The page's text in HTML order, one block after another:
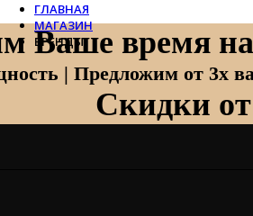
Ваше время на
| Предложим от 3х
Скидки
ГЛАВНАЯ
МАГАЗИН
БРЕНДЫ
Zehnder
Zehnder Charleston
Loten